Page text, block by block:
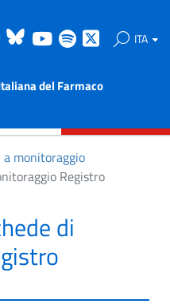
Instagram
Bluesky
Youtube
Spotify ITA
del Farmaco
monitoraggio
Registro
di